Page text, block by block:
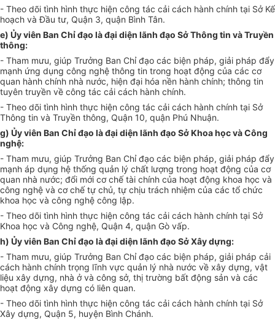
- Theo dõi tình hình thực hiện công tác cải cách hành chính tại Sở Kế
hoạch và Đầu tư, Quận 3, quận Bình Tân.
e) Ủy viên Ban Chỉ đạo là đại diện lãnh đạo Sở Thông tin và Truyền
thông:
- Tham mưu, giúp Trưởng Ban Chỉ đạo các biện pháp, giải pháp đẩy
mạnh ứng dụng công nghệ thông tin trong hoạt động của các cơ
quan hành chính nhà nước, hiện đại hóa nền hành chính; thông tin
tuyên truyền về công tác cải cách hành chính.
- Theo dõi tình hình thực hiện công tác cải cách hành chính tại Sở
Thông tin và Truyền thông, Quận 10, quận Phú Nhuận.
g) Ủy viên Ban Chỉ đạo là đại diện lãnh đạo Sở Khoa học và Công
nghệ:
- Tham mưu, giúp Trưởng Ban Chỉ đạo các biện pháp, giải pháp đẩy
mạnh áp dụng hệ thống quản lý chất lượng trong hoạt động của cơ
quan nhà nước; đổi mới cơ chế tài chính của hoạt động khoa học và
công nghệ và cơ chế tự chủ, tự chịu trách nhiệm của các tổ chức
khoa học và công nghệ công lập.
- Theo dõi tình hình thực hiện công tác cải cách hành chính tại Sở
Khoa học và Công nghệ, Quận 4, quận Gò vấp.
h) Ủy viên Ban Chỉ đạo là đại diện lãnh đạo Sở Xây dựng:
- Tham mưu, giúp Trưởng Ban Chỉ đạo các biện pháp, giải pháp cải
cách hành chính trọng lĩnh vực quản lý nhà nước về xây dựng, vật
liệu xây dựng, nhà ở và công sở, thị trường bất động sản và các
hoạt động xây dựng có liên quan.
- Theo dõi tình hình thực hiện công tác cải cách hành chính tại Sở
Xây dựng, Quận 5, huyện Bình Chánh.